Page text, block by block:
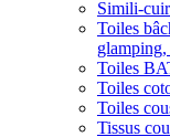
Simili-
Toiles
Toiles
Toiles
Toiles
Tissus